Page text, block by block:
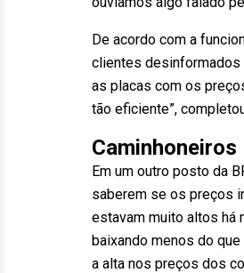
De acordo com a
clientes desinformados
as placas com os
tão eficiente”,
Caminhoneiros
Em um outro posto da
saberem se os preços
estavam muito altos há
baixando menos do
a alta nos preços dos